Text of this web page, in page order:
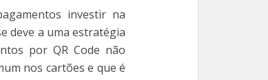
investir na
deve a uma estratégia
por QR Code não
nos cartões e que é